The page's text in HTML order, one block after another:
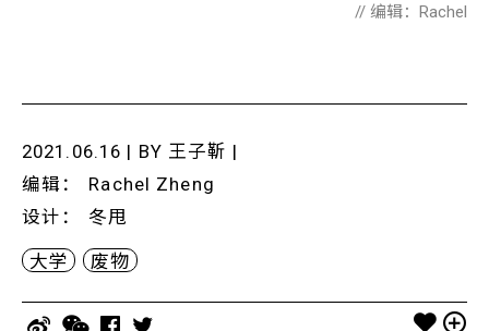
// 编辑：Rachel
2021.06.16 | BY 王子靳 |
编辑 ：
Rachel Zheng
设计 ： 冬甩
大学 废物